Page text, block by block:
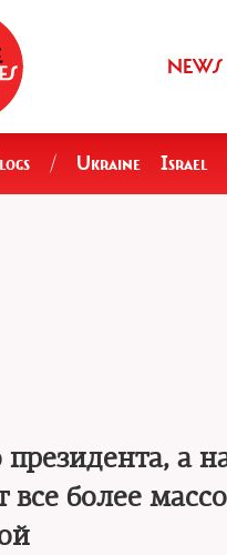
NEWS
/ Ukraine Israel
а
все более